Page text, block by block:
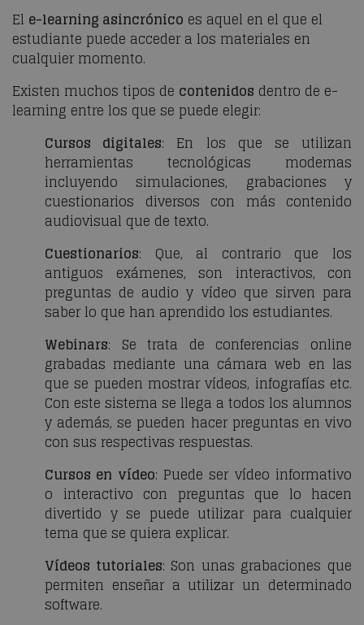
El e-learning asincrónico es aquel en el que el
estudiante puede acceder a los materiales en
cualquier momento.
Existen muchos tipos de contenidos dentro de e-
learning entre los que se puede elegir:
Cursos digitales: En los que se utilizan
herramientas tecnológicas modernas
incluyendo simulaciones, grabaciones y
cuestionarios diversos con más contenido
audiovisual que de texto.
Cuestionarios: Que, al contrario que los
antiguos exámenes, son interactivos, con
preguntas de audio y vídeo que sirven para
saber lo que han aprendido los estudiantes.
Webinars: Se trata de conferencias online
grabadas mediante una cámara web en las
que se pueden mostrar vídeos, infografías etc.
Con este sistema se llega a todos los alumnos
y además, se pueden hacer preguntas en vivo
con sus respectivas respuestas.
Cursos en vídeo: Puede ser vídeo informativo
o interactivo con preguntas que lo hacen
divertido y se puede utilizar para cualquier
tema que se quiera explicar.
Vídeos tutoriales: Son unas grabaciones que
permiten enseñar a utilizar un determinado
software.